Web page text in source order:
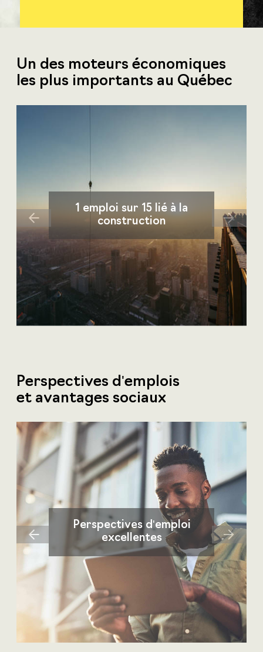
Un des moteurs économiques
les plus importants au Québec
1 emploi sur 15 lié à la
construction
Next
Perspectives d'emplois
et avantages sociaux
Perspectives d'emploi
excellentes
Next